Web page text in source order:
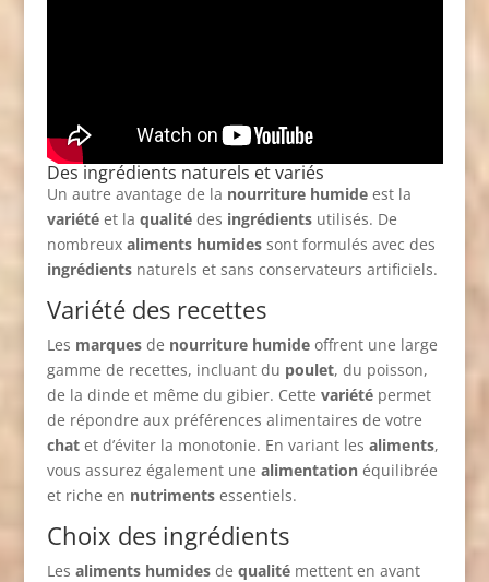
Des ingrédients naturels et variés
Un autre avantage de la nourriture humideest la
variétéet la qualitédes ingrédientsutilisés. De
nombreux aliments humidessont formulés avec des
ingrédientsnaturels et sans conservateurs artificiels.
Variété des recettes
Les marquesde nourriture humideoffrent une large
gamme de recettes, incluant du poulet, du poisson,
de la dinde et même du gibier. Cette variétépermet
de répondre aux préférences alimentaires de votre
chatet d’éviter la monotonie. En variant les aliments,
vous assurez également une alimentationéquilibrée
et riche en nutrimentsessentiels.
Choix des ingrédients
Les aliments humidesde qualitémettent en avant